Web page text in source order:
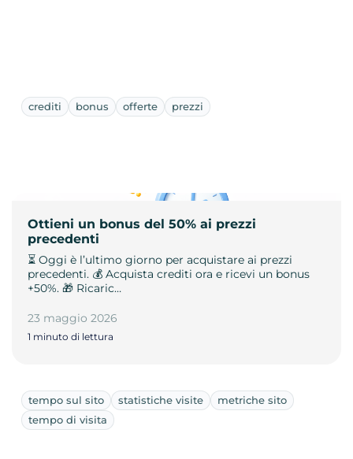
crediti bonus offerte prezzi
Ottieni un bonus del 50% ai prezzi
precedenti
⏳ Oggi è l’ultimo giorno per acquistare ai prezzi
precedenti. 💰 Acquista crediti ora e ricevi un bonus
+50%. 🎁 Ricaric…
23 maggio 2026
1 minuto di lettura
tempo sul sito statistiche visite
metriche sito
tempo di visita